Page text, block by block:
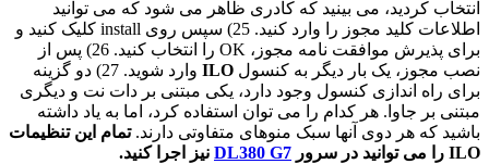
انتخاب کردید، می بینید که کادری ظاهر می شود که می توانید
اطلاعات کلید مجوز را وارد کنید. 25) سپس روی install کلیک کنید و
برای پذیرش موافقت نامه مجوز، OK را انتخاب کنید. 26) پس از
نصب مجوز، یک بار دیگر به کنسول ILO
وارد شوید. 27) دو گزینه
برای راه اندازی کنسول وجود دارد، یکی مبتنی بر دات نت و دیگری
مبتنی بر جاوا. هر کدام را می توان استفاده کرد، اما به یاد داشته
باشید که هر دوی آنها سبک منوهای متفاوتی دارند.تمام این تنظیمات
ILO را می توانید در سرور
DL380 G7 نیز اجرا کنید.